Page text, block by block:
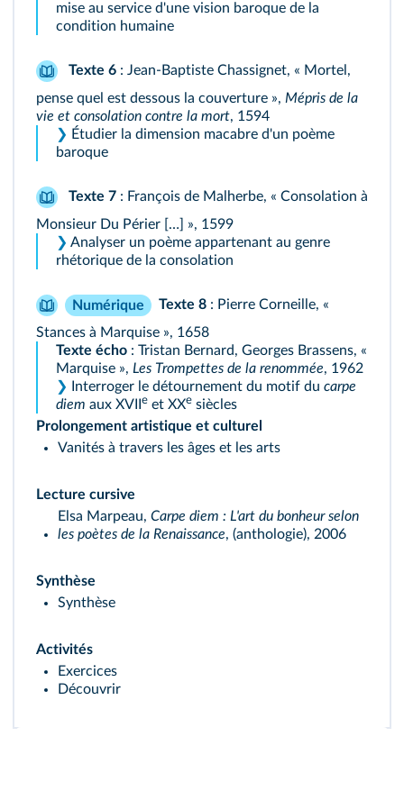
mise au service d'une vision baroque de la
condition humaine
Texte 6 : Jean-Baptiste Chassignet, « Mortel,
pense quel est dessous la couverture », Mépris de la
vie et consolation contre la mort, 1594
❯ Étudier la dimension macabre d'un poème
baroque
Texte 7 : François de Malherbe, « Consolation à
Monsieur Du Périer […] », 1599
❯ Analyser un poème appartenant au genre
rhétorique de la consolation
Numérique Texte 8 : Pierre Corneille, «
Stances à Marquise », 1658
Texte écho : Tristan Bernard, Georges Brassens, «
Marquise », Les Trompettes de la renommée, 1962
❯
Interroger le détournement du motif du carpe
diem aux XVII e et XXe siècles
Prolongement artistique et culturel
Vanités à travers les âges et les arts
Lecture cursive
Elsa Marpeau, Carpe diem : L'art du bonheur selon
les poètes de la Renaissance, (anthologie), 2006
Synthèse
Synthèse
Activités
Exercices
Découvrir